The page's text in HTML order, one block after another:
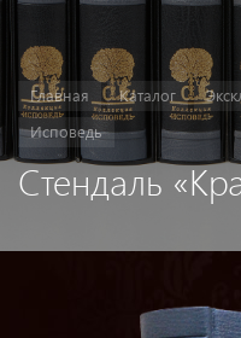
Главная Каталог
Исповедь
Стендаль